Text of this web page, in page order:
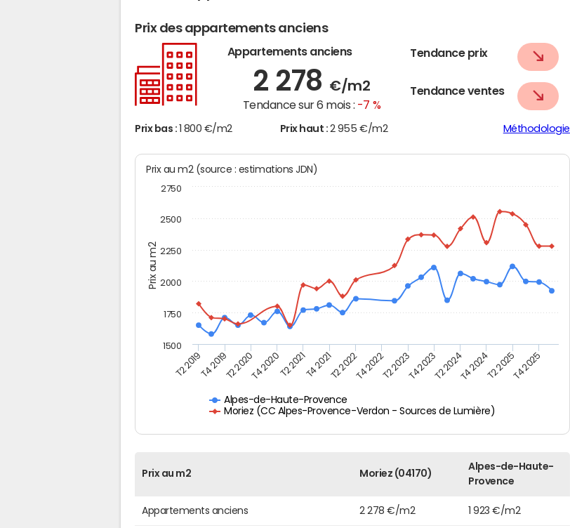
Prix des appartements anciens
Appartements anciens
2 278 €/m2
Tendance sur 6 mois : -7 %
Tendance prix
Tendance ventes
Prix bas : 1 800 €/m2 Prix haut : 2 955 €/m2 Méthodologie
Prix au m2
Prix au m2 (source : estimations JDN)
Alpes-de-Haute-Provence
Moriez (CC Alpes-Provence-Verdon - Sources de Lumière)
T2 2019T4 2019T2 2020T4 2020T2 2021T4 2021T2 2022T4 2022T2 2023T4 2023T2 2024T4 2024T2 2025T4 2025
1500
1750
2000
2250
2500
2750
Prix au m2 Moriez (04170)
Alpes-de-Haute-
Provence
Appartements anciens 2 278 €/m2 1 923 €/m2